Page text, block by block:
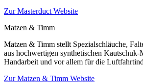
Zur Masterduct Website
Matzen & Timm
Matzen & Timm stellt Spezialschläuche,
aus hochwertigen synthetischen Kautschuk-
Handarbeit und vor allem für die
Zur Matzen & Timm Website